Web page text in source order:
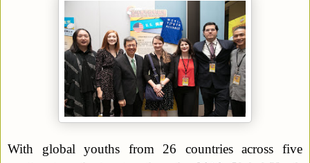
With global youths from 26 countries across five